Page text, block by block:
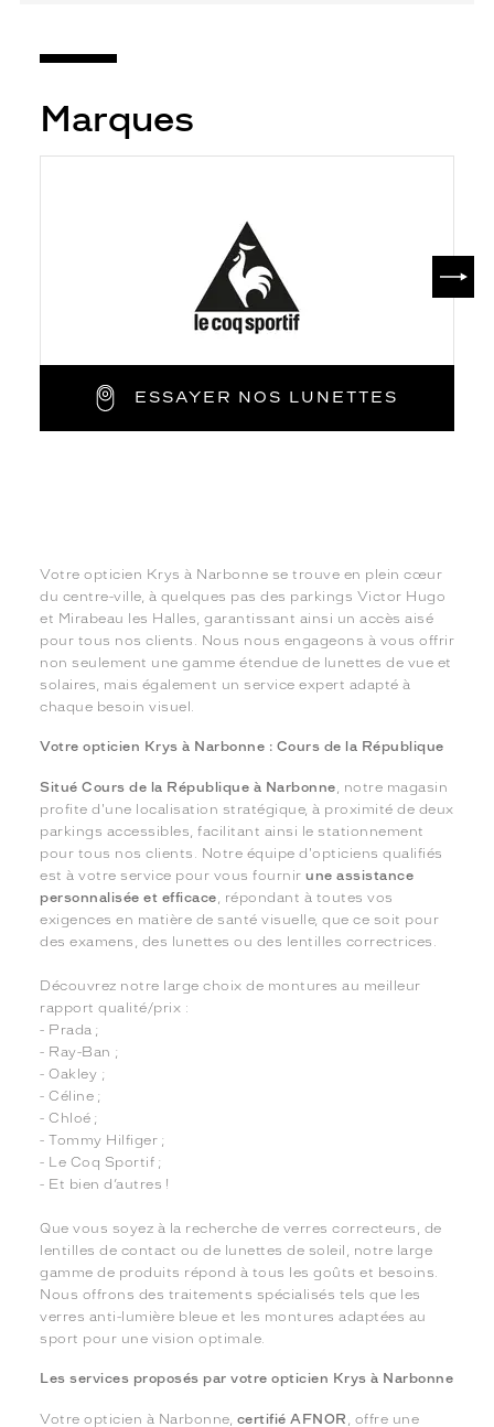
Marques
ESSAYER NOS LUNETTES
Votre opticien Krys à Narbonne se trouve en plein cœur
du centre-ville, à quelques pas des parkings Victor Hugo
et Mirabeau les Halles, garantissant ainsi un accès aisé
pour tous nos clients. Nous nous engageons à vous offrir
non seulement une gamme étendue de lunettes de vue et
solaires, mais également un service expert adapté à
chaque besoin visuel.
Votre opticien Krys à Narbonne : Cours de la République
Situé Cours de la République à Narbonne, notre magasin
profite d'une localisation stratégique, à proximité de deux
parkings accessibles, facilitant ainsi le stationnement
pour tous nos clients. Notre équipe d'opticiens qualifiés
est à votre service pour vous fournirune assistance
personnalisée et efficace, répondant à toutes vos
exigences en matière de santé visuelle, que ce soit pour
des examens, des lunettes ou des lentilles correctrices.
Découvrez notre large choix de montures au meilleur
rapport qualité/prix :
- Prada ;
- Ray-Ban ;
- Oakley ;
- Céline ;
- Chloé ;
- Tommy Hilfiger ;
- Le Coq Sportif ;
- Et bien d’autres !
Que vous soyez à la recherche de verres correcteurs, de
lentilles de contact ou de lunettes de soleil, notre large
gamme de produits répond à tous les goûts et besoins.
Nous offrons des traitements spécialisés tels que les
verres anti-lumière bleue et les montures adaptées au
sport pour une vision optimale.
Les services proposés par votre opticien Krys à Narbonne
Votre opticien à Narbonne, certifié AFNOR , offre une